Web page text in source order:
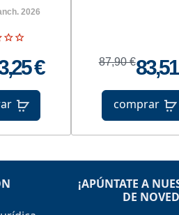
2026
€ 87,90 €
comprar
¡APÚNTATE A
DE